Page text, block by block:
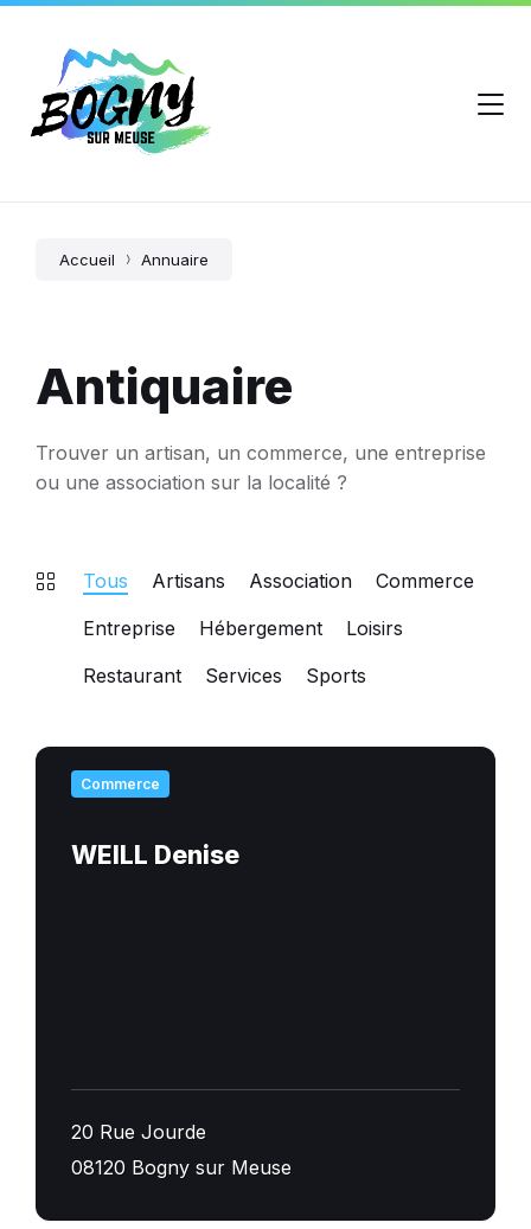
Accueil Annuaire
Antiquaire
Trouver un artisan, un commerce, une entreprise
ou une association sur la localité ?
Tous Artisans Association
Commerce
Entreprise
Hébergement
Loisirs
Restaurant
Services Sports
Commerce
WEILL Denise
20 Rue Jourde
08120 Bogny sur Meuse
En
savoir
plus